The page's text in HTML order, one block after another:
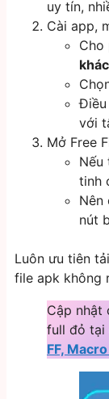
uy tín,
Cài app,
Cho
Điều
với
Mở Free
Nếu
tinh
Nên
nút
Luôn ưu tiên
file apk không
Cập nhật
full đỏ tại
FF,